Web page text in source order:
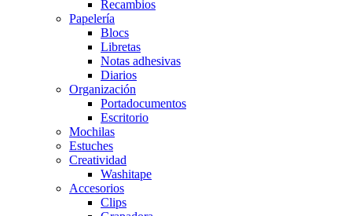
Recambios
Papelería
Blocs
Libretas
Notas adhesivas
Diarios
Organización
Portadocumentos
Escritorio
Mochilas
Estuches
Creatividad
Washitape
Accesorios
Clips